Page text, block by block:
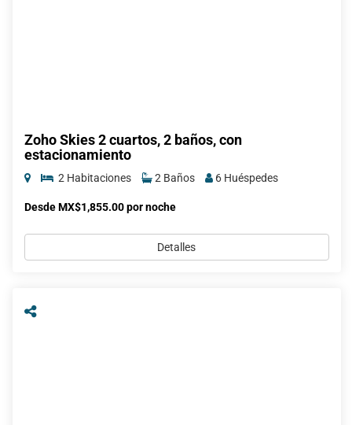
Zoho Skies 2 cuartos, 2 baños, con
estacionamiento
2 Habitaciones 2 Baños 6 Huéspedes
Desde MX$1,855.00 por noche
Detalles